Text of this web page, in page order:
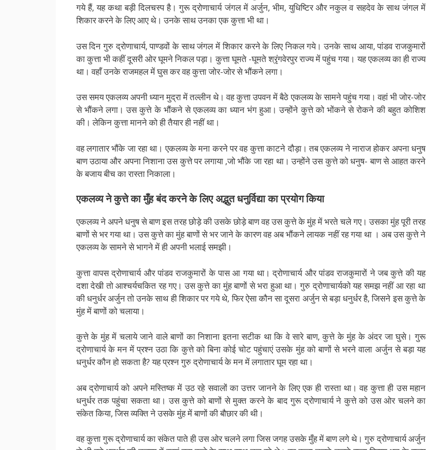
गये हैं, यह कथा बड़ी दिलचस्प है। गुरू द्रोणाचार्य जंगल में अर्जुन, भीम, युधिष्टिर और नकुल व सहदेव के साथ जंगल में
शिकार करने के लिए आए थे। उनके साथ उनका एक कुत्ता भी था।
उस दिन गुरु द्रोणाचार्य, पाण्डवों के साथ जंगल में शिकार करने के लिए निकल गये। उनके साथ आया, पांडव राजकुमारों
का कुत्ता भी कहीं दूसरी ओर घूमने निकल पड़ा। कुत्ता घूमते -घूमते श्रृंगवेरपुर राज्य में पहुंच गया। यह एकलव्य का ही राज्य
था। वहाँ उनके राजमहल में घुस कर वह कुत्ता जोर-जोर से भौंकने लगा।
उस समय एकलव्य अपनी ध्यान मुद्रा में तल्लीन थे। वह कुत्ता उपवन में बैठे एकलव्य के सामने पहुंच गया। वहां भी जोर-जोर
से भौंकने लगा। उस कुत्ते के भौंकने से एकलव्य का ध्यान भंग हुआ। उन्होंने कुत्ते को भोंकने से रोकने की बहुत कोशिश
की। लेकिन कुत्ता मानने को ही तैयार ही नहीं था।
वह लगातार भौंके जा रहा था। एकलव्य के मना करने पर वह कुत्ता काटने दौड़ा। तब एकलव्य ने नाराज होकर अपना धनुष
बाण उठाया और अपना निशाना उस कुत्ते पर लगाया ,जो भौंके जा रहा था। उन्होंने उस कुत्ते को धनुष- बाण से आहत करने
के बजाय बीच का रास्ता निकाला।
एकलव्य ने कुत्ते का मुँह बंद करने के लिए अद्भुत धनुर्विद्या का प्रयोग किया
एकलव्य ने अपने धनुष से बाण इस तरह छोड़े की उसके छोड़े बाण वह उस कुत्ते के मुंह में भरते चले गए। उसका मुंह पूरी तरह
बाणों से भर गया था। उस कुत्ते का मुंह बाणों से भर जाने के कारण वह अब भौंकने लायक नहीं रह गया था । अब उस कुत्ते ने
एकलव्य के सामने से भागने में ही अपनी भलाई समझी।
कुत्ता वापस द्रोणाचार्य और पांडव राजकुमारों के पास आ गया था। द्रोणाचार्य और पांडव राजकुमारों ने जब कुत्ते की यह
दशा देखी तो आश्चर्यचकित रह गए। उस कुत्ते का मुंह बाणों से भरा हुआ था। गुरु द्रोणाचार्यको यह समझ नहीं आ रहा था
की धनुर्धर अर्जुन तो उनके साथ ही शिकार पर गये थे, फिर ऐसा कौन सा दूसरा अर्जुन से बड़ा धनुर्धर है, जिसने इस कुत्ते के
मुंह में बाणों को चलाया।
कुत्ते के मुंह में चलाये जाने वाले बाणों का निशाना इतना सटीक था कि वे सारे बाण, कुत्ते के मुंह के अंदर जा घुसे। गुरू
द्रोणाचार्य के मन में प्रश्न उठा कि कुत्ते को बिना कोई चोट पहुंचाएं उसके मुंह को बाणों से भरने वाला अर्जुन से बड़ा यह
धनुर्धर कौन हो सकता है? यह प्रश्न गुरु द्रोणाचार्य के मन में लगातार घूम रहा था।
अब द्रोणाचार्य को अपने मस्तिष्क में उठ रहे सवालों का उत्तर जानने के लिए एक ही रास्ता था। वह कुत्ता ही उस महान
धनुर्धर तक पहुंचा सकता था। उस कुत्ते को बाणों से मुक्त करने के बाद गुरू द्रोणाचार्य ने कुत्ते को उस ओर चलने का
संकेत किया, जिस व्यक्ति ने उसके मुंह में बाणों की बौछार की थी।
वह कुत्ता गुरू द्रोणाचार्य का संकेत पाते ही उस ओर चलने लगा जिस जगह उसके मुँह में बाण लगे थे। गुरु द्रोणाचार्य अर्जुन